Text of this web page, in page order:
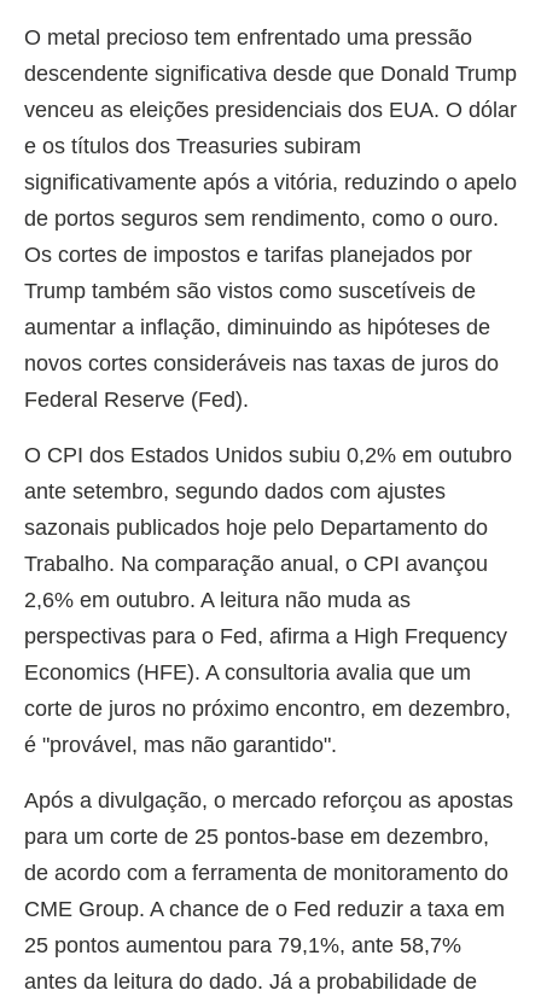
O metal precioso tem enfrentado uma pressão
descendente significativa desde que Donald Trump
venceu as eleições presidenciais dos EUA. O dólar
e os títulos dos Treasuries subiram
significativamente após a vitória, reduzindo o apelo
de portos seguros sem rendimento, como o ouro.
Os cortes de impostos e tarifas planejados por
Trump também são vistos como suscetíveis de
aumentar a inflação, diminuindo as hipóteses de
novos cortes consideráveis nas taxas de juros do
Federal Reserve (Fed).
O CPI dos Estados Unidos subiu 0,2% em outubro
ante setembro, segundo dados com ajustes
sazonais publicados hoje pelo Departamento do
Trabalho. Na comparação anual, o CPI avançou
2,6% em outubro. A leitura não muda as
perspectivas para o Fed, afirma a High Frequency
Economics (HFE). A consultoria avalia que um
corte de juros no próximo encontro, em dezembro,
é "provável, mas não garantido".
Após a divulgação, o mercado reforçou as apostas
para um corte de 25 pontos-base em dezembro,
de acordo com a ferramenta de monitoramento do
CME Group. A chance de o Fed reduzir a taxa em
25 pontos aumentou para 79,1%, ante 58,7%
antes da leitura do dado. Já a probabilidade de